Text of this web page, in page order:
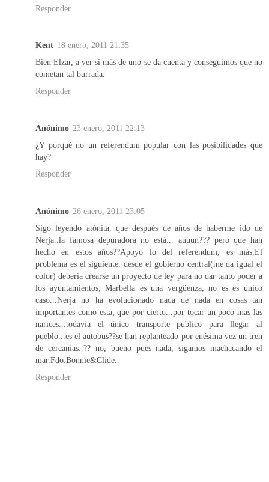
Responder
Kent 18 enero, 2011 21:35
Bien Elzar, a ver si más de uno se da cuenta y conseguimos que no
cometan tal burrada.
Responder
Anónimo 23 enero, 2011 22:13
¿Y porqué no un referendum popular con las posibilidades que
hay?
Responder
Anónimo 26 enero, 2011 23:05
Sigo leyendo atónita, que después de años de haberme ido de
Nerja..la famosa depuradora no está... aúuun??? pero que han
hecho en estos años??Apoyo lo del referendum, es más;El
problema es el siguiente: desde el gobierno central(me da igual el
color) deberia crearse un proyecto de ley para no dar tanto poder a
los ayuntamientos; Marbella es una vergüenza, no es es único
caso...Nerja no ha evolucionado nada de nada en cosas tan
importantes como esta; que por cierto...por tocar un poco mas las
narices...todavia el único transporte publico para llegar al
pueblo...es el autobus??se han replanteado por enésima vez un tren
de cercanias..?? no, bueno pues nada, sigamos machacando el
mar.Fdo.Bonnie&Clide.
Responder